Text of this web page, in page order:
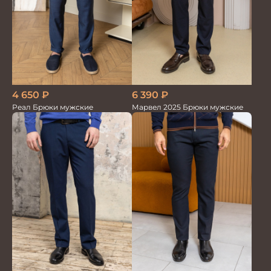
4 650 ₽
Реал Брюки мужские
6 390 ₽
Марвел 2025 Брюки мужские